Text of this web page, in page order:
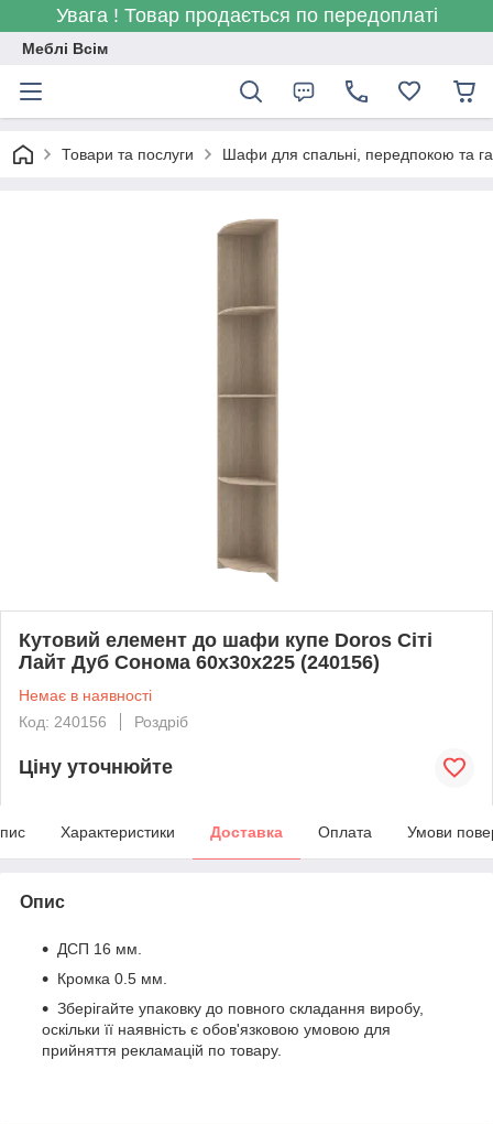
Увага ! Товар продається по передоплаті
Меблі Всім
Товари та послуги Шафи для спальні, передпокою та
Кутовий елемент до шафи купе Doros Сіті
Лайт Дуб Сонома 60х30х225 (240156)
Немає в наявності
Код: 240156
Роздріб
Ціну уточнюйте
Характеристики Доставка Оплата Умови
Опис
ДСП 16 мм.
Кромка 0.5 мм.
Зберігайте упаковку до повного складання виробу,
оскільки її наявність є обов'язковою умовою для
прийняття рекламацій по товару.